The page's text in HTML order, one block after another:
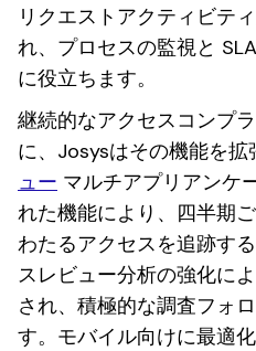
リクエストアクティビテ
れ、プロセスの監視と
に役立ちます。
継続的なアクセスコンプ
に、Josysはその機能を拡
ュー マルチアプリアンケ
れた機能により、四半期
わたるアクセスを追跡す
スレビュー分析の強化に
され、積極的な調査フォ
す。モバイル向けに最適